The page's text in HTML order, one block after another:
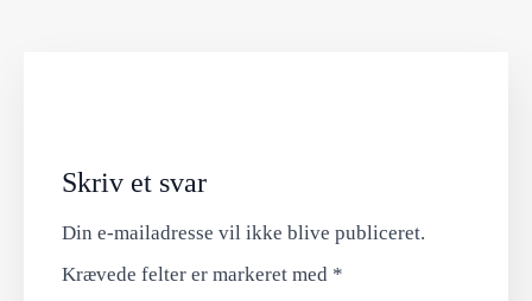
Skriv et svar
Din e-mailadresse vil ikke blive publiceret.
Krævede felter er markeret med *